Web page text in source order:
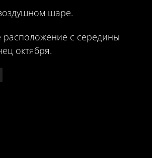
шаре.
расположение с середины
октября.